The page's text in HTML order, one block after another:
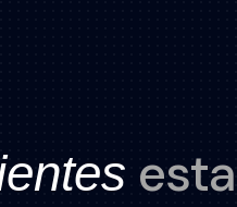
esta